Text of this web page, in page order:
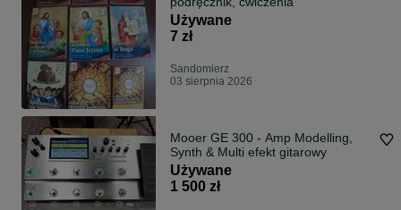
Używane
7 zł
Sandomierz
03 sierpnia 2026
Mooer GE 300 - Amp Modelling,
Synth & Multi efekt gitarowy
Używane
1 500 zł